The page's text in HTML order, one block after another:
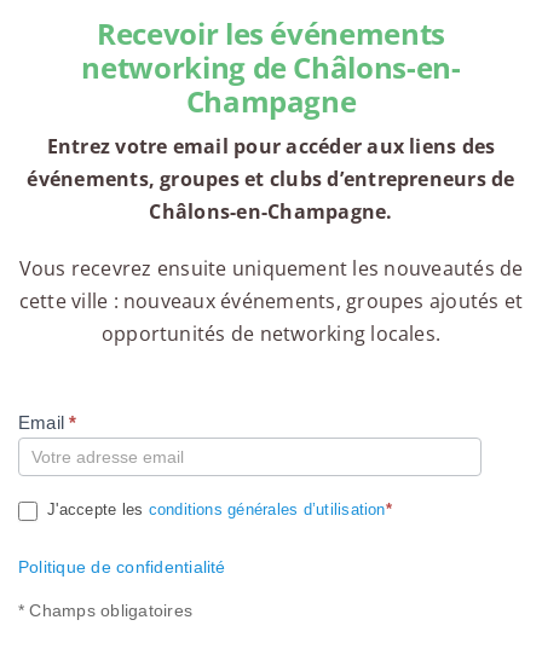
Recevoir les événements
networking de Châlons-en-
Champagne
Entrez votre email pour accéder aux liens des
événements, groupes et clubs d’entrepreneurs de
Châlons-en-Champagne.
Vous recevrez ensuite uniquement les nouveautés de
cette ville : nouveaux événements, groupes ajoutés et
opportunités de networking locales.
Compte
Email*
J'accepte les conditions générales d’utilisation*
Politique de confidentialité
* Champs obligatoires